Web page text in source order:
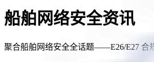
船舶网络安全资讯
聚合船舶网络安全全话题——E26/E27 合